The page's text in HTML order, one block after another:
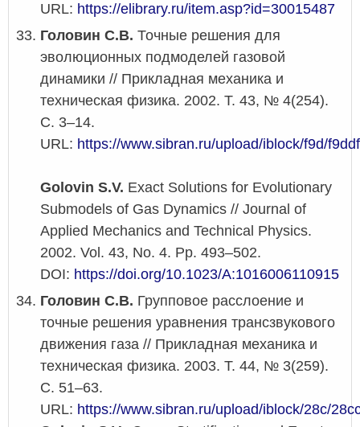
URL: https://elibrary.ru/item.asp?id=30015487
Головин С.В. Точные решения для
эволюционных подмоделей газовой
динамики // Прикладная механика и
техническая физика. 2002. Т. 43, № 4(254).
С. 3–14.
URL: https://www.sibran.ru/upload/iblock/f9d/
Golovin S.V. Exact Solutions for Evolutionary
Submodels of Gas Dynamics // Journal of
Applied Mechanics and Technical Physics.
2002. Vol. 43, No. 4. Pp. 493–502.
DOI: https://doi.org/10.1023/A:1016006110915
Головин С.В. Групповое расслоение и
точные решения уравнения трансзвукового
движения газа // Прикладная механика и
техническая физика. 2003. Т. 44, № 3(259).
С. 51–63.
URL: https://www.sibran.ru/upload/iblock/28c/